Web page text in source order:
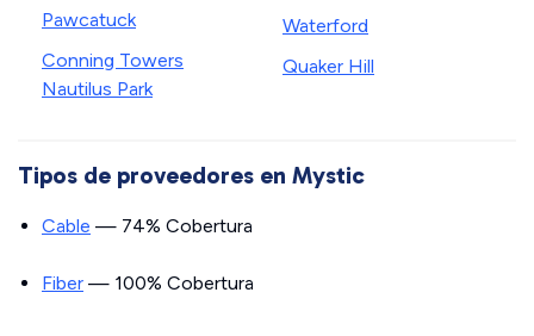
Pawcatuck
Conning Towers
Nautilus Park
Waterford
Quaker Hill
Tipos de proveedores en Mystic
Cable — 74% Cobertura
Fiber — 100% Cobertura